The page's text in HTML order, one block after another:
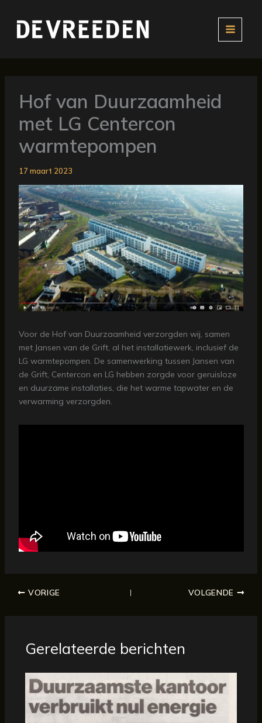
naar
Hof van Duurzaamheid
met LG Centercon
warmtepompen
17 maart 2023
Voor de Hof van Duurzaamheid verzorgden wij, samen
met Jansen van de Grift, al het installatiewerk, inclusief de
LG warmtepompen. De samenwerking tussen Jansen van
de Grift, Centercon en LG hebben zorgde voor geruisloze
en duurzame installaties, die het warme tapwater en de
verwarming verzorgden.
VORIGE VOLGENDE
Gerelateerde berichten